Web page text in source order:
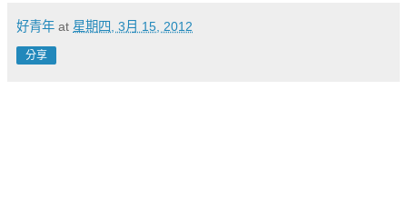
好青年 at 星期四, 3月 15, 2012
分享